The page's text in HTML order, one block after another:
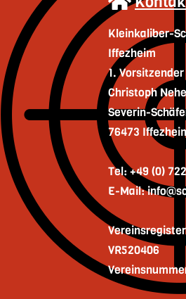
Kleinkaliber-
Iffezheim
1. Vorsitzender
Christoph
Severin-
76473
Tel: +49 (0)
E-Mail:
VR520406